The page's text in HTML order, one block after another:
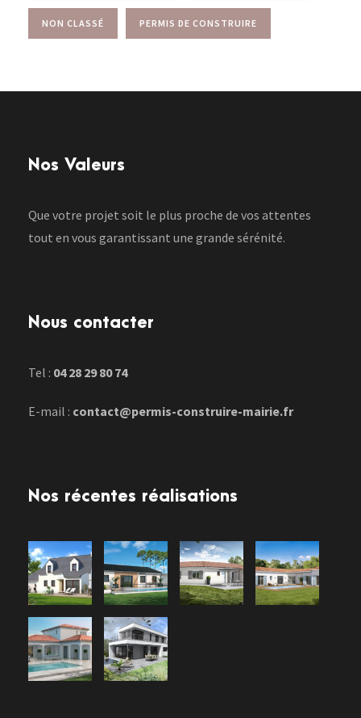
NON CLASSÉ PERMIS DE CONSTRUIRE
Nos Valeurs
Que votre projet soit le plus proche de vos attentes
tout en vous garantissant une grande sérénité.
Nous contacter
Tel : 04 28 29 80 74
E-mail : contact@permis-construire-mairie.fr
Nos récentes réalisations